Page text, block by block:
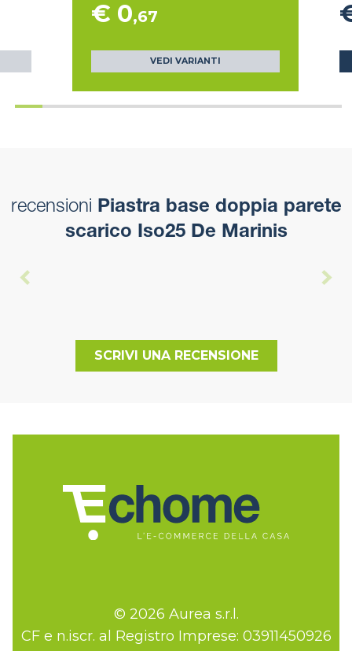
€ 0,67
VEDI VARIANTI
recensioni Piastra base doppia parete
scarico Iso25 De Marinis
SCRIVI UNA RECENSIONE
© 2026 Aurea s.r.l.
CF e n.iscr. al Registro Imprese: 03911450926